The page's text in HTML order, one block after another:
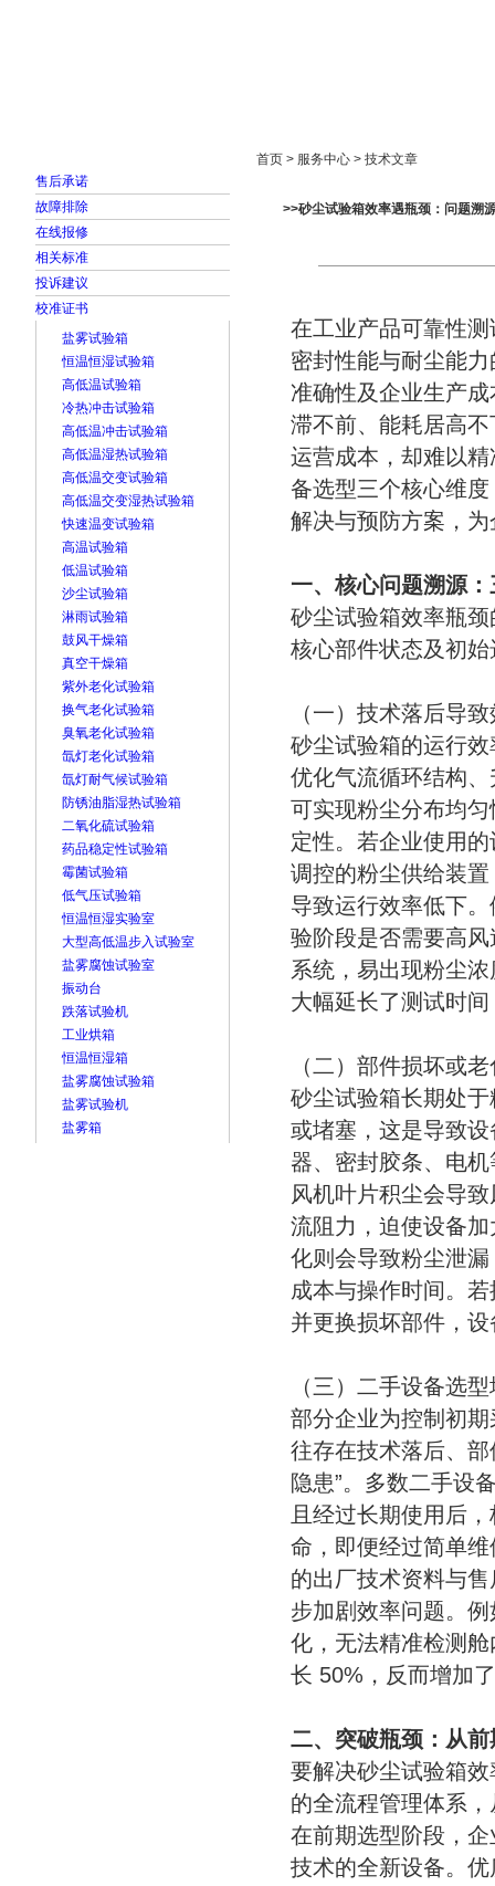
售后承诺
故障排除
在线报修
相关标准
投诉建议
校准证书
盐雾试验箱
恒温恒湿试验箱
高低温试验箱
冷热冲击试验箱
高低温冲击试验箱
高低温湿热试验箱
高低温交变试验箱
高低温交变湿热试验箱
快速温变试验箱
高温试验箱
低温试验箱
沙尘试验箱
淋雨试验箱
鼓风干燥箱
真空干燥箱
紫外老化试验箱
换气老化试验箱
臭氧老化试验箱
氙灯老化试验箱
氙灯耐气候试验箱
防锈油脂湿热试验箱
二氧化硫试验箱
药品稳定性试验箱
霉菌试验箱
低气压试验箱
恒温恒湿实验室
大型高低温步入试验室
盐雾腐蚀试验室
振动台
跌落试验机
工业烘箱
恒温恒湿箱
盐雾腐蚀试验箱
盐雾试验机
盐雾箱
首页 > 服务中心 > 技术文章
>>砂尘试验箱效率遇瓶颈：问题溯
在工业产品可靠性
密封性能与耐尘能
准确性及企业生产
滞不前、能耗居高
运营成本，却难以
备选型三个核心维
解决与预防方案，
一、核心问题溯源
砂尘试验箱效率瓶
核心部件状态及初
（一）技术落后导
砂尘试验箱的运行
优化气流循环结构
可实现粉尘分布均
定性。若企业使用
调控的粉尘供给装
导致运行效率低下
验阶段是否需要高
系统，易出现粉尘
大幅延长了测试时
（二）部件损坏或
砂尘试验箱长期处
或堵塞，这是导致
器、密封胶条、电
风机叶片积尘会导
流阻力，迫使设备
化则会导致粉尘泄
成本与操作时间。
并更换损坏部件，
（三）二手设备选
部分企业为控制初
往存在技术落后、
隐患”。多数二手设
且经过长期使用后
命，即便经过简单
的出厂技术资料与
步加剧效率问题。
化，无法精准检测
长 50%，反而增加
二、突破瓶颈：从
要解决砂尘试验箱
的全流程管理体系
在前期选型阶段，
技术的全新设备。